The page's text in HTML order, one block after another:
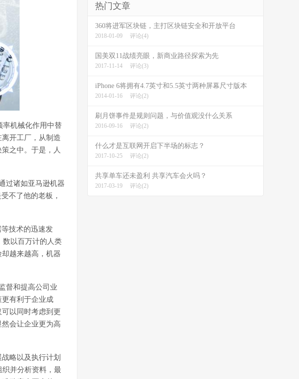
率机械化作用中替
开工厂，从制造
之中。于是，人
过诸如亚马逊机器
不了他的老板，
技术的迅速发
数以百万计的人类
越来越高，机器
督和提高公司业
有利于企业成
以同时考虑到更
会让企业更为高
略以及执行计划
并分析资料，最
热门文章
360将进军区块链，主打区块链安全和开放平台
2018-01-09 评论(4)
国美双11战绩亮眼，新商业路径探索为先
2017-11-14 评论(3)
iPhone 6将拥有4.7英寸和5.5英寸两种屏幕尺寸版本
2014-01-16 评论(2)
刷月饼事件是规则问题，与价值观没什么关系
2016-09-16 评论(2)
什么才是互联网开启下半场的标志？
2017-10-25 评论(2)
共享单车还未盈利 共享汽车会火吗？
2017-03-19 评论(2)